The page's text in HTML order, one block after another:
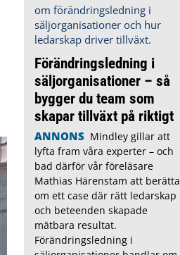
Förändringsledning i
säljorganisationer – så
bygger du team som
skapar tillväxt på riktigt
ANNONS Mindley gillar att
lyfta fram våra experter – och
bad därför vår föreläsare
Mathias Härenstam att berätta
om ett case där rätt ledarskap
och beteenden skapade
mätbara resultat.
Förändringsledning i